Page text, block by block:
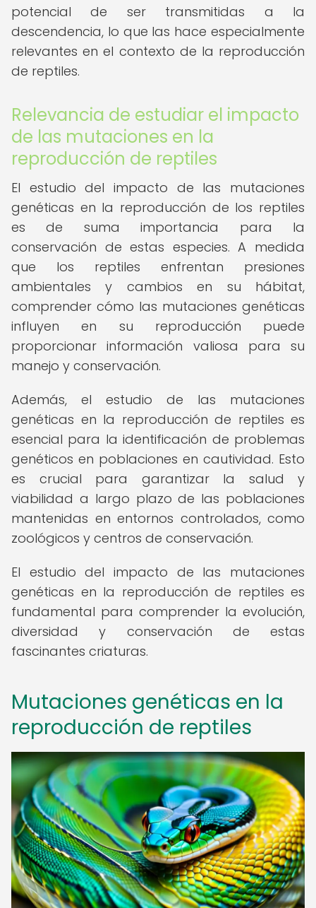
potencial de ser transmitidas a la
descendencia, lo que las hace especialmente
relevantes en el contexto de la reproducción
de reptiles.
Relevancia de estudiar el impacto
de las mutaciones en la
reproducción de reptiles
El estudio del impacto de las mutaciones
genéticas en la reproducción de los reptiles
es de suma importancia para la
conservación de estas especies. A medida
que los reptiles enfrentan presiones
ambientales y cambios en su hábitat,
comprender cómo las mutaciones genéticas
influyen en su reproducción puede
proporcionar información valiosa para su
manejo y conservación.
Además, el estudio de las mutaciones
genéticas en la reproducción de reptiles es
esencial para la identificación de problemas
genéticos en poblaciones en cautividad. Esto
es crucial para garantizar la salud y
viabilidad a largo plazo de las poblaciones
mantenidas en entornos controlados, como
zoológicos y centros de conservación.
El estudio del impacto de las mutaciones
genéticas en la reproducción de reptiles es
fundamental para comprender la evolución,
diversidad y conservación de estas
fascinantes criaturas.
Mutaciones genéticas en la
reproducción de reptiles